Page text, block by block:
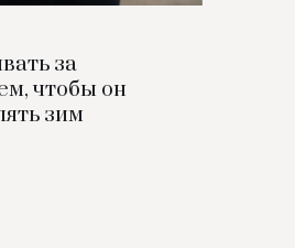
за
чтобы он
зим